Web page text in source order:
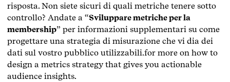
risposta. Non siete sicuri di quali metriche tenere sotto
controllo? Andate a “Sviluppare metriche per la
membership” per informazioni supplementari su come
progettare una strategia di misurazione che vi dia dei
dati sul vostro pubblico utilizzabili.for more on how to
design a metrics strategy that gives you actionable
audience insights.